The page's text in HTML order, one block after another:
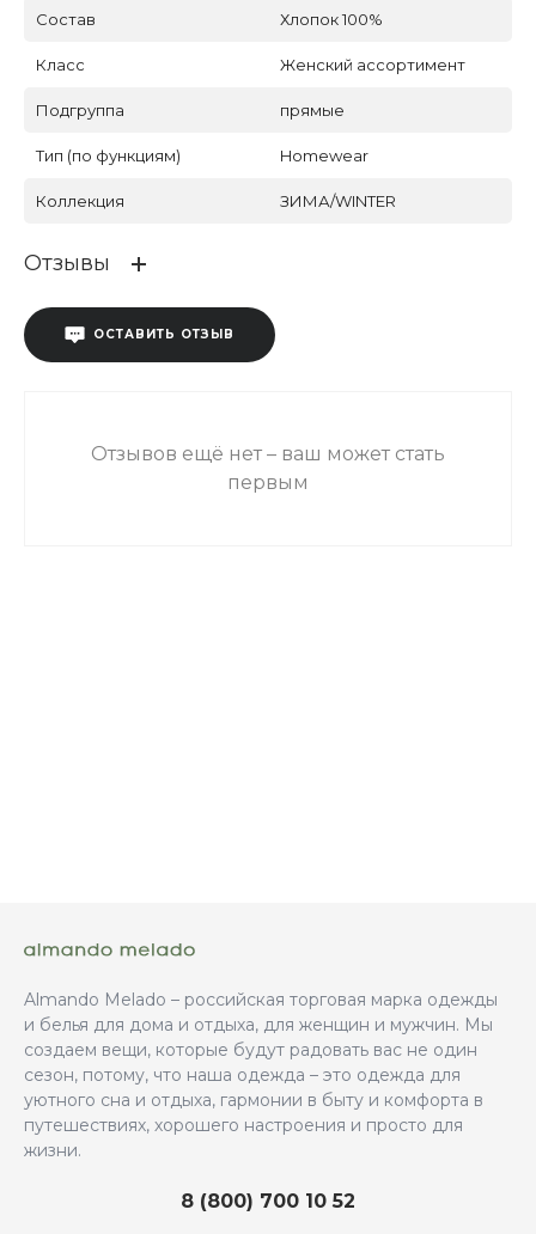
Состав Хлопок 100%
Класс Женский ассортимент
Подгруппа прямые
Тип (по функциям) Homewear
Коллекция ЗИМА/WINTER
Отзывы
ОСТАВИТЬ ОТЗЫВ
Отзывов ещё нет – ваш может стать
первым
Almando Melado – российская торговая марка одежды
и белья для дома и отдыха, для женщин и мужчин. Мы
создаем вещи, которые будут радовать вас не один
сезон, потому, что наша одежда – это одежда для
уютного сна и отдыха, гармонии в быту и комфорта в
путешествиях, хорошего настроения и просто для
жизни.
8 (800) 700 10 52